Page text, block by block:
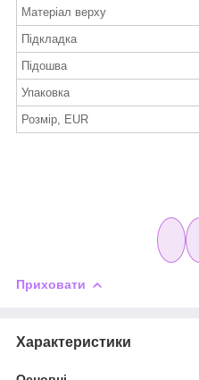
Матеріал верху
Підкладка
Підошва
Упаковка
Розмір, EUR
Приховати
Характеристики